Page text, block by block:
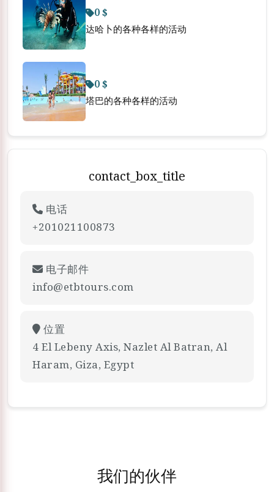
0 $
达哈卜的各种各样的活动
0 $
塔巴的各种各样的活动
contact_box_title
电话
+201021100873
电子邮件
info@etbtours.com
位置
4 El Lebeny Axis, Nazlet Al Batran, Al
Haram, Giza, Egypt
我们的伙伴